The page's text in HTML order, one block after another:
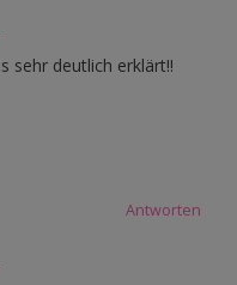
sehr deutlich erklärt!!
Antworten